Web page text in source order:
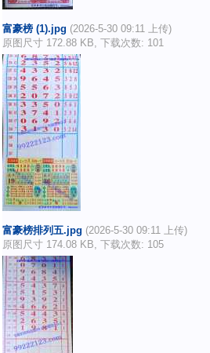
富豪榜 (1).jpg (2026-5-30 09:11 上传)
原图尺寸 172.88 KB, 下载次数: 101
富豪榜排列五.jpg (2026-5-30 09:11 上传)
原图尺寸 174.08 KB, 下载次数: 105